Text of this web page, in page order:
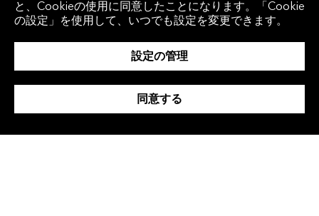
クライアント アクセ
Anywhere
地域
グローバル
韓国
中国
と、Cookieの使用に同意したことになります。「Cookie
の設定」を使用して、いつでも設定を変更できます。
設定の管理
同意する